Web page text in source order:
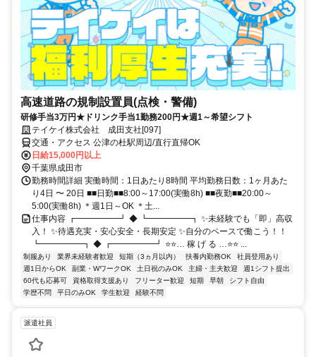
高速道路の規制設置員(点検・警備)
研修手当3万円★ドリンク手当1勤務200円★週1～希望シフト
テイケイ株式会社 成田支社[097]
交通・アクセス 公津の杜駅周辺/直行直帰OK
日給15,000円以上
千葉県成田市
勤務時間詳細 実働時間：1日あたり8時間 平均勤務日数：1ヶ月あた
り4日 〜 20日 ■■日勤■■8:00～17:00(実働8h) ■■夜勤■■20:00～
5:00(実働8h) ＊週1日～OK ＊土...
仕事内容 ┏━━━━━┛ ◆ ┗━━━━━┓ ✨未経験でも「即」高収
入！ ✨待遇充実・安心安全・長期安定 ✨自分のペースで働こう！！
┗━━━━━┓ ◆ ┏━━━━━┛ ⭐⭐… 稼 げ る …⭐⭐ ...
制服あり 業界未経験者歓迎 短期（3ヵ月以内） 扶養内勤務OK
社員登用あり
週1日からOK
副業・WワークOK 土日祝のみOK 主婦・主夫歓迎
週1シフト提出
60代も応募可
資格取得支援あり フリーター歓迎 短期 早朝
シフト自由
学歴不問
平日のみOK 学生歓迎 経験不問
派遣社員